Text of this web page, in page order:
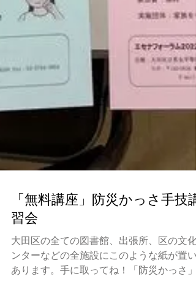
「無料講座」防災かっさ手技講
習会
大田区の全ての図書館、出張所、区の文化
ンターなどの全施設にこのような紙が置い